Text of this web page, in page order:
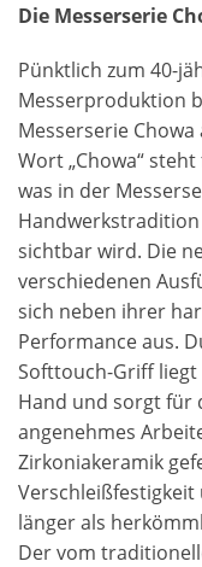
Die Messerserie
Pünktlich zum 40-
Messerproduktion
Messerserie
Wort „Chowa“
was in der
sichtbar wird. Die
verschiedenen
sich neben ihrer
Performance aus.
Softtouch-Griff
Hand und sorgt für
angenehmes
Zirkoniakeramik
Verschleißfestigkeit
länger als
Der vom